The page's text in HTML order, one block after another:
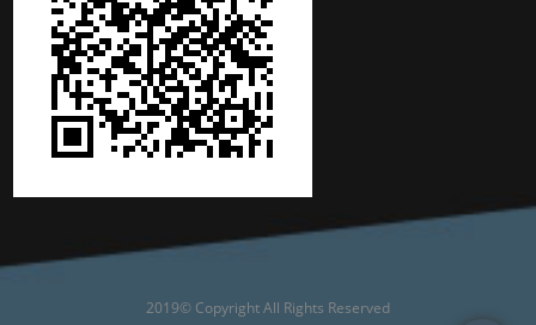
2019© Copyright All Rights Reserved